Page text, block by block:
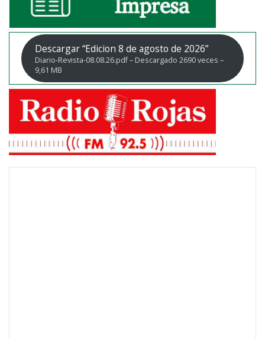
Descargar “Edicion 8 de agosto de 2026”
Diario-Revista-08.08.26.pdf – Descargado 2690 veces –
9,61 MB